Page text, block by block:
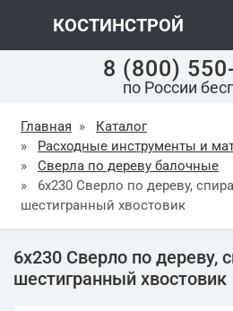
КОСТИНСТРОЙ
8 (800)
по России
Главная »
Каталог
»
Расходные инструменты и
»
Сверла по дереву балочные
»
6х230 Сверло по дереву,
шестигранный хвостовик
6х230 Сверло по дереву,
шестигранный хвостовик